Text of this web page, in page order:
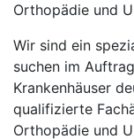
Orthopädie und
Wir sind ein
suchen im
Krankenhäuser
qualifizierte
Orthopädie und